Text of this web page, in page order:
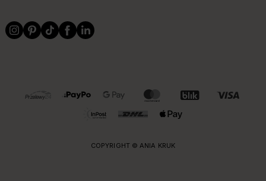
OBSŁUGIWANE FORMY PŁATNOŚCI I DOSTAWY
COPYRIGHT © ANIA KRUK